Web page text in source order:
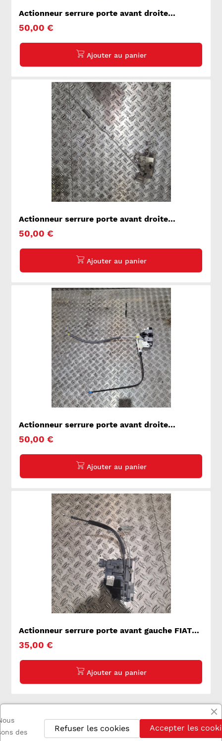
Actionneur serrure porte avant droite
50,00 €
Actionneur serrure porte avant droite
50,00 €
Actionneur serrure porte avant droite
50,00 €
Actionneur serrure porte avant gauche FIAT
35,00 €
des
Accepter les
Refuser les cookies